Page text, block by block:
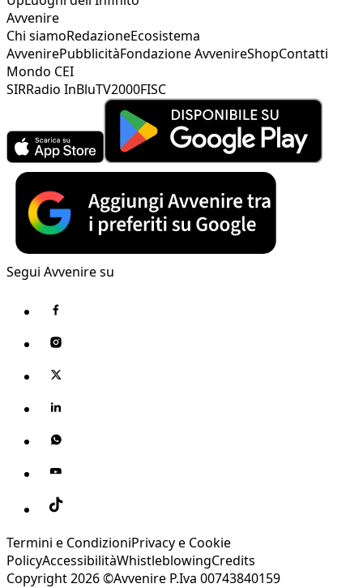
Avvenire
Chi siamoRedazioneEcosistema
AvvenirePubblicitàFondazione AvvenireShopContatti
Mondo CEI
SIRRadio InBluTV2000FISC
Segui Avvenire su
Termini e CondizioniPrivacy e Cookie
PolicyAccessibilitàWhistleblowingCredits
Copyright 2026 ©Avvenire P.Iva 00743840159